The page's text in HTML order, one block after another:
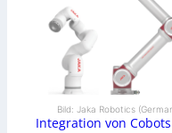
Bild: Jaka Robotics
Integration von